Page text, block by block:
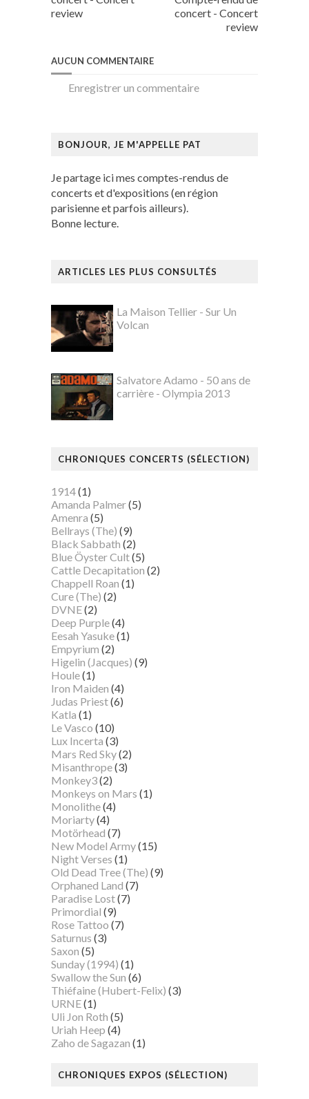
concert - Concert
review
review
AUCUN COMMENTAIRE
Enregistrer un commentaire
BONJOUR, JE M'APPELLE PAT
Je partage ici mes comptes-rendus de
concerts et d'expositions (en région
parisienne et parfois ailleurs).
Bonne lecture.
ARTICLES LES PLUS CONSULTÉS
La Maison Tellier - Sur Un
Volcan
Salvatore Adamo - 50 ans de
carrière - Olympia 2013
CHRONIQUES CONCERTS (SÉLECTION)
1914(1)
Amanda Palmer(5)
Amenra (5)
Bellrays (The) (9)
Black Sabbath (2)
Blue Öyster Cult(5)
Cattle Decapitation (2)
Chappell Roan (1)
Cure (The) (2)
DVNE(2)
Deep Purple(4)
Eesah Yasuke(1)
Empyrium (2)
Higelin (Jacques) (9)
Houle(1)
Iron Maiden (4)
Judas Priest(6)
Katla (1)
Le Vasco (10)
Lux Incerta (3)
Mars Red Sky(2)
Misanthrope(3)
Monkey3(2)
Monkeys on Mars (1)
Monolithe(4)
Moriarty(4)
Motörhead (7)
New Model Army(15)
Night Verses (1)
Old Dead Tree (The) (9)
Orphaned Land (7)
Paradise Lost(7)
Primordial (9)
Rose Tattoo (7)
Saturnus (3)
Saxon (5)
Sunday (1994) (1)
Swallow the Sun (6)
Thiéfaine (Hubert-Felix) (3)
URNE(1)
Uli Jon Roth (5)
Uriah Heep (4)
Zaho de Sagazan (1)
CHRONIQUES EXPOS (SÉLECTION)